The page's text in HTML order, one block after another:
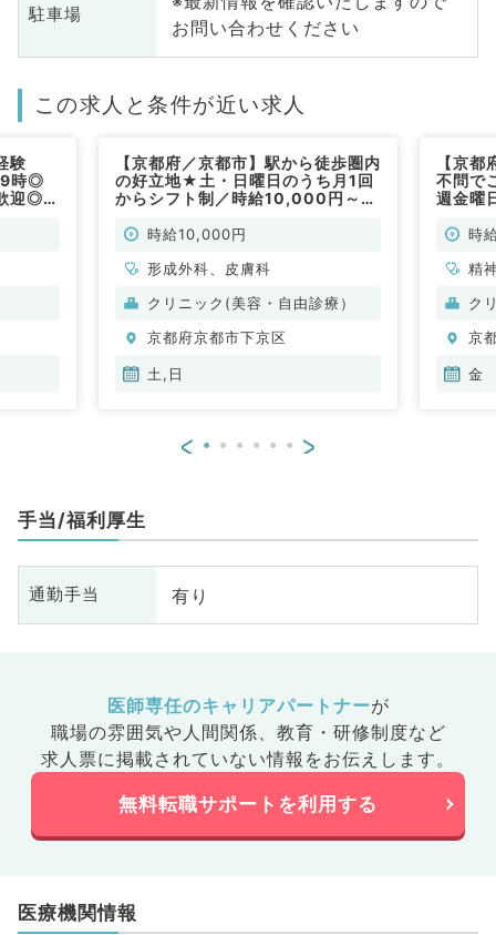
駐車場
お問い合わせください
この求人と条件が近い求人
験
時◎
迎◎一
【京都府／京都市】駅から徒歩圏内
の好立地★土・日曜日のうち月1回
からシフト制／時給10,000円～！
科・形成外科／非常勤）
時給10,000円
形成外科、皮膚科
クリニック(美容・自由診療）
京都府京都市下京区
土,日
【京
不問で
週金曜
ニッ時
精
科
般
診
ク
京
金
< >
手当/福利厚生
通勤手当 有り
医師専任のキャリアパートナーが
職場の雰囲気や人間関係、 教育・研修制度など
求人票に掲載されていない情報をお伝えします。
無料転職サポートを利用する
医療機関情報